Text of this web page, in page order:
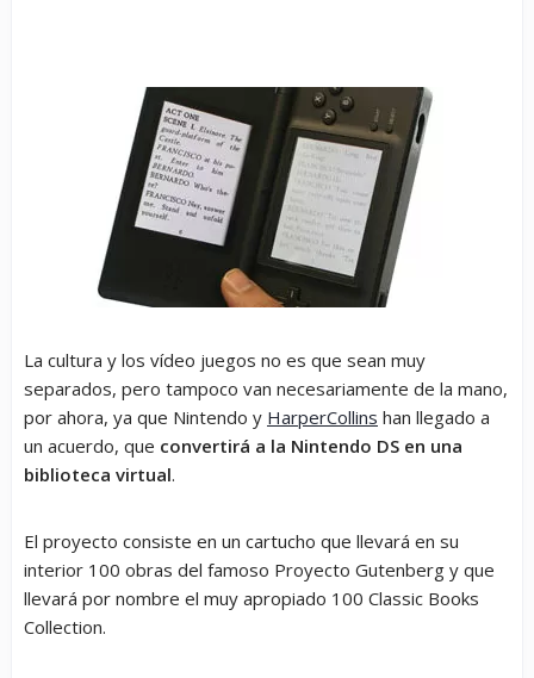
La cultura y los vídeo juegos no es que sean muy
separados, pero tampoco van necesariamente de la mano,
por ahora, ya que Nintendo y HarperCollins han llegado a
un acuerdo, que convertirá a la Nintendo DS en una
biblioteca virtual.
El proyecto consiste en un cartucho que llevará en su
interior 100 obras del famoso Proyecto Gutenberg y que
llevará por nombre el muy apropiado 100 Classic Books
Collection.